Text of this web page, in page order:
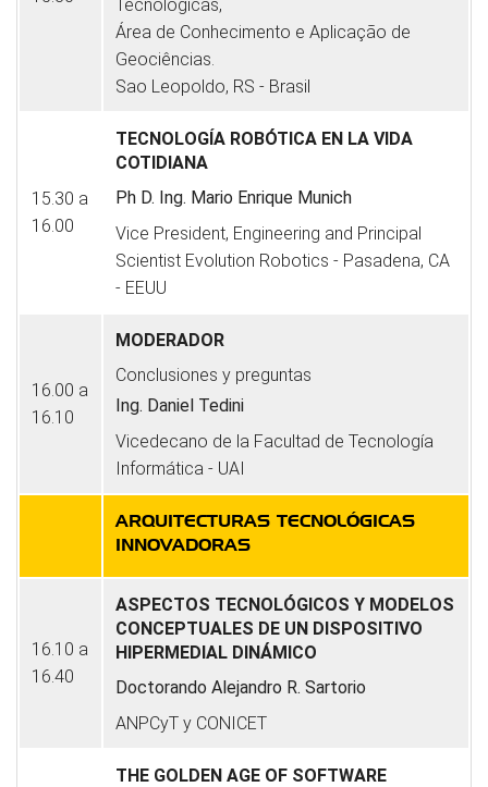
Tecnológicas,
Área de Conhecimento e Aplicação de
Geociências.
Sao Leopoldo, RS - Brasil
15.30 a
16.00
TECNOLOGÍA ROBÓTICA EN LA VIDA
COTIDIANA
Ph D. Ing. Mario Enrique Munich
Vice President, Engineering and Principal
Scientist Evolution Robotics - Pasadena, CA
- EEUU
16.00 a
16.10
MODERADOR
Conclusiones y preguntas
Ing. Daniel Tedini
Vicedecano de la Facultad de Tecnología
Informática - UAI
ARQUITECTURAS TECNOLÓGICAS
INNOVADORAS
16.10 a
16.40
ASPECTOS TECNOLÓGICOS Y MODELOS
CONCEPTUALES DE UN DISPOSITIVO
HIPERMEDIAL DINÁMICO
Doctorando Alejandro R. Sartorio
ANPCyT y CONICET
THE GOLDEN AGE OF SOFTWARE